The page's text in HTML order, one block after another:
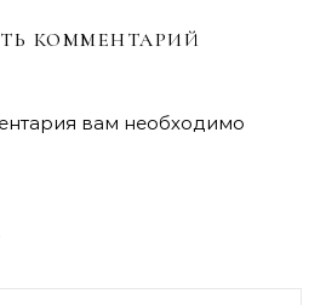
КОММЕНТАРИЙ
вам необходимо